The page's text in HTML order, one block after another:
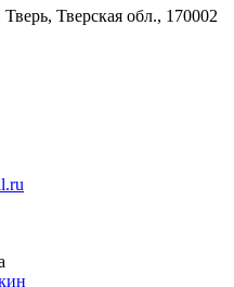
Тверская обл., 170002